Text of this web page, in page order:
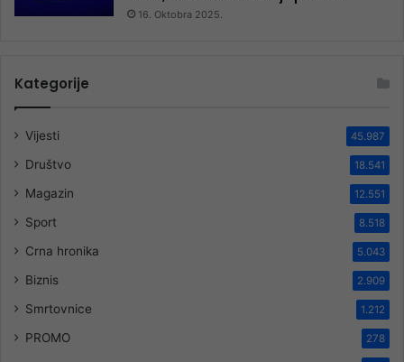
16. Oktobra 2025.
Kategorije
Vijesti 45.987
Društvo 18.541
Magazin 12.551
Sport 8.518
Crna hronika 5.043
Biznis 2.909
Smrtovnice 1.212
PROMO 278